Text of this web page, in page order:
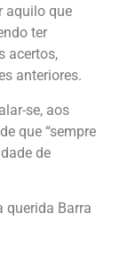
aquilo que
ter
acertos,
anteriores.
se, aos
que “sempre
de
querida Barra